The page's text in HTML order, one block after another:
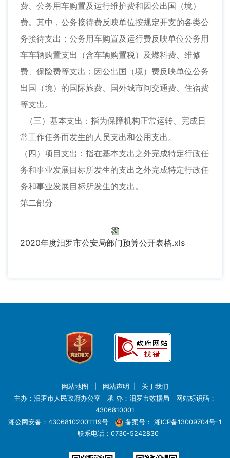
费、公务用车购置及运行维护费和因公出国（境）
费。其中，公务接待费反映单位按规定开支的各类公
务接待支出；公务用车购置及运行费反映单位公务用
车车辆购置支出（含车辆购置税）及燃料费、维修
费、保险费等支出；因公出国（境）费反映单位公务
出国（境）的国际旅费、国外城市间交通费、住宿费
等支出。
（三）基本支出：指为保障机构正常运转、完成日
常工作任务而发生的人员支出和公用支出。
（四）项目支出：指在基本支出之外完成特定行政任
务和事业发展目标所发生的支出之外完成特定行政任
务和事业发展目标所发生的支出。
第二部分
2020年度汨罗市公安局部门预算公开表格.xls
网站地图 网站声明
关于我们
主办：汨罗市人民政府办公室 承 办：汨罗市数据局 网站标识码：
4306810001
湘公网安备：43068102001119号
备案号： 湘ICP备13009704号-1
联系电话：0730-5242830